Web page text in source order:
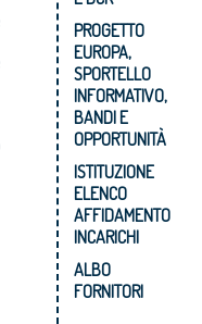
PROGETTO
EUROPA,
SPORTELLO
INFORMATIVO,
BANDI E
OPPORTUNITÀ
ISTITUZIONE
ELENCO
AFFIDAMENTO
INCARICHI
ALBO
FORNITORI